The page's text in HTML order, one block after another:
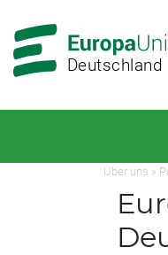
Hauptnavigation
Hauptbereich
Deutschland
Über uns »